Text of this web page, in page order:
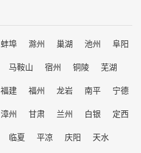
蚌埠 滁州 巢湖 池州
阜阳
马鞍山 宿州 铜陵
芜湖
福建 福州 龙岩 南平
宁德
漳州 甘肃 兰州 白银
定西
临夏 平凉 庆阳
天水